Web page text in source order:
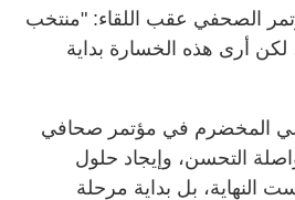
الصحفي عقب اللقاء: "منتخب
لكن أرى هذه الخسارة بداية
المخضرم في مؤتمر صحافي
التحسن، وإيجاد حلول
النهاية، بل بداية مرحلة